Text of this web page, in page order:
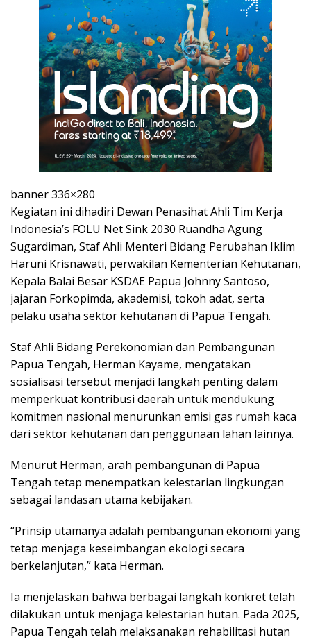
banner 336×280
Kegiatan ini dihadiri Dewan Penasihat Ahli Tim Kerja
Indonesia’s FOLU Net Sink 2030 Ruandha Agung
Sugardiman, Staf Ahli Menteri Bidang Perubahan Iklim
Haruni Krisnawati, perwakilan Kementerian Kehutanan,
Kepala Balai Besar KSDAE Papua Johnny Santoso,
jajaran Forkopimda, akademisi, tokoh adat, serta
pelaku usaha sektor kehutanan di Papua Tengah.
Staf Ahli Bidang Perekonomian dan Pembangunan
Papua Tengah, Herman Kayame, mengatakan
sosialisasi tersebut menjadi langkah penting dalam
memperkuat kontribusi daerah untuk mendukung
komitmen nasional menurunkan emisi gas rumah kaca
dari sektor kehutanan dan penggunaan lahan lainnya.
Menurut Herman, arah pembangunan di Papua
Tengah tetap menempatkan kelestarian lingkungan
sebagai landasan utama kebijakan.
“Prinsip utamanya adalah pembangunan ekonomi yang
tetap menjaga keseimbangan ekologi secara
berkelanjutan,” kata Herman.
Ia menjelaskan bahwa berbagai langkah konkret telah
dilakukan untuk menjaga kelestarian hutan. Pada 2025,
Papua Tengah telah melaksanakan rehabilitasi hutan